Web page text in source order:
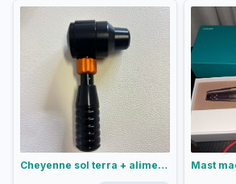
Cheyenne sol terra + alimentatore critical